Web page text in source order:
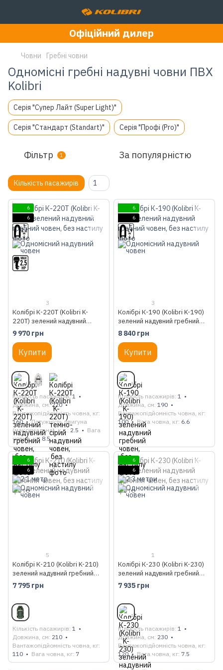
Офіційний дилер
Човни Гребні човни
Одномісні гребні надувні човни ПВХ
Kolibri
Серія "Супер Лайт (Super Light)"
Серія "Стандарт (Standart)" Серія "Профі (Pro)"
Фільтр 1 За популярністю
Кількість пасажирів 1
6
6
3
Колібрі К-220Т (Kolibri K-
220T) зелений надувний
гребний човен, без настилу
9 970 грн
Купити
Кількість пасажирів 1
Довжина, см 220
Вантажопідйомність човна, кг
160
Потужність двигуна
(максимальна), к.с. 2.5
Вага
човна, кг 8.5
6
6
3
Колібрі К-190 (Kolibri K-190)
зелений надувний гребний
човен, без настилу
8 840 грн
Купити
Кількість пасажирів 1
Довжина, см 190
Вантажопідйомність човна, кг
100
Вага човна, кг 6.6
6
6
5
Колібрі К-210 (Kolibri K-210)
зелений надувний гребний
човен, без настилу
7 795 грн
Кількість пасажирів 1
Довжина, см 210
Вантажопідйомність човна, кг
110
Вага човна, кг 7
6
6
1
Колібрі К-230 (Kolibri K-230)
зелений надувний гребний
човен, без настилу
7 935 грн
Кількість пасажирів 1
Довжина, см 230
Вантажопідйомність човна, кг
120
Вага човна, кг 7.5